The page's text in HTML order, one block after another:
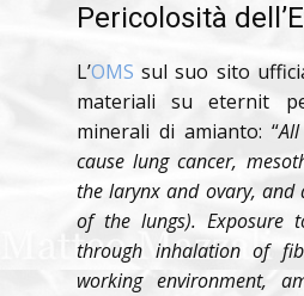
Pericolosità
L’OMS sul suo sito
materiali su eternit
minerali di amianto: “
cause lung cancer,
the larynx and ovary, and
of the lungs). Exposure
through inhalation of
working environment,